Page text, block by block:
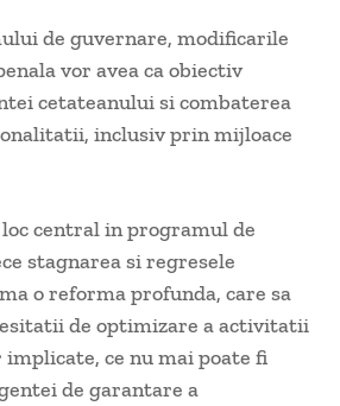
de guvernare, modificarile
vor avea ca obiectiv
cetateanului si combaterea
inclusiv prin mijloace
central in programul de
stagnarea si regresele
o reforma profunda, care sa
de optimizare a activitatii
ce nu mai poate fi
de garantare a